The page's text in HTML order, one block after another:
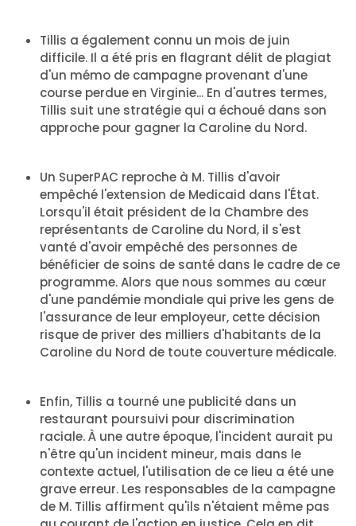
Tillis a également connu un mois de juin
difficile. Il a été pris en flagrant délit de plagiat
d'un mémo de campagne provenant d'une
course perdue en Virginie... En d'autres termes,
Tillis suit une stratégie qui a échoué dans son
approche pour gagner la Caroline du Nord.
Un SuperPAC reproche à M. Tillis d'avoir
empêché l'extension de Medicaid dans l'État.
Lorsqu'il était président de la Chambre des
représentants de Caroline du Nord, il s'est
vanté d'avoir empêché des personnes de
bénéficier de soins de santé dans le cadre de ce
programme. Alors que nous sommes au cœur
d'une pandémie mondiale qui prive les gens de
l'assurance de leur employeur, cette décision
risque de priver des milliers d'habitants de la
Caroline du Nord de toute couverture médicale.
Enfin, Tillis a tourné une publicité dans un
restaurant poursuivi pour discrimination
raciale. À une autre époque, l'incident aurait pu
n'être qu'un incident mineur, mais dans le
contexte actuel, l'utilisation de ce lieu a été une
grave erreur. Les responsables de la campagne
de M. Tillis affirment qu'ils n'étaient même pas